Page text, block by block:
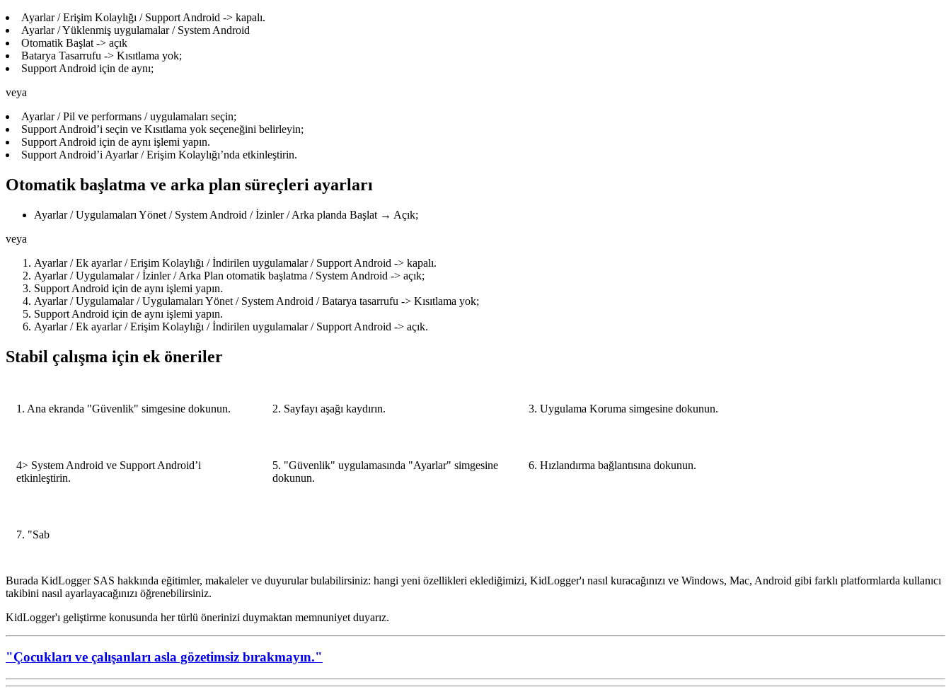
Ayarlar / Erişim Kolaylığı / Support Android -> kapalı.
Ayarlar / Yüklenmiş uygulamalar / System Android
Otomatik Başlat -> açık
Batarya Tasarrufu -> Kısıtlama yok;
Support Android için de aynı;
veya
Ayarlar / Pil ve performans / uygulamaları seçin;
Support Android’i seçin ve Kısıtlama yok seçeneğini belirleyin;
Support Android için de aynı işlemi yapın.
Support Android’i Ayarlar / Erişim Kolaylığı’nda etkinleştirin.
Otomatik başlatma ve arka plan süreçleri ayarları
Ayarlar / Uygulamaları Yönet / System Android / İzinler / Arka planda Başlat → Açık;
veya
Ayarlar / Ek ayarlar / Erişim Kolaylığı / İndirilen uygulamalar / Support Android -> kapalı.
Ayarlar / Uygulamalar / İzinler / Arka Plan otomatik başlatma / System Android -> açık;
Support Android için de aynı işlemi yapın.
Ayarlar / Uygulamalar / Uygulamaları Yönet / System Android / Batarya tasarrufu -> Kısıtlama yok;
Support Android için de aynı işlemi yapın.
Ayarlar / Ek ayarlar / Erişim Kolaylığı / İndirilen uygulamalar / Support Android -> açık.
Stabil çalışma için ek öneriler
1. Ana ekranda "Güvenlik" simgesine dokunun. 2. Sayfayı aşağı kaydırın. 3. Uygulama Koruma simgesine dokunun.
4> System Android ve Support Android’i
etkinleştirin.
5. "Güvenlik" uygulamasında "Ayarlar" simgesine
dokunun.
6. Hızlandırma bağlantısına dokunun.
7. "Sab
Burada KidLogger SAS hakkında eğitimler, makaleler ve duyurular bulabilirsiniz: hangi yeni özellikleri eklediğimizi, KidLogger'ı nasıl kuracağınızı ve Windows, Mac, Android gibi farklı platformlarda kullanıcı
takibini nasıl ayarlayacağınızı öğrenebilirsiniz.
KidLogger'ı geliştirme konusunda her türlü önerinizi duymaktan memnuniyet duyarız.
"Çocukları ve çalışanları asla gözetimsiz bırakmayın."